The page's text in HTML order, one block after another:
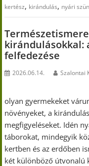
kertész, kirándulás, nyári
kirándulásokkal:
felfedezése
2026.06.14. Szalontai
olyan gyermekeket
növényeket, a
megfigyeléseket. Idén
táborokat, mindegyik
kertben és az erdőben
két különböző útvonalú